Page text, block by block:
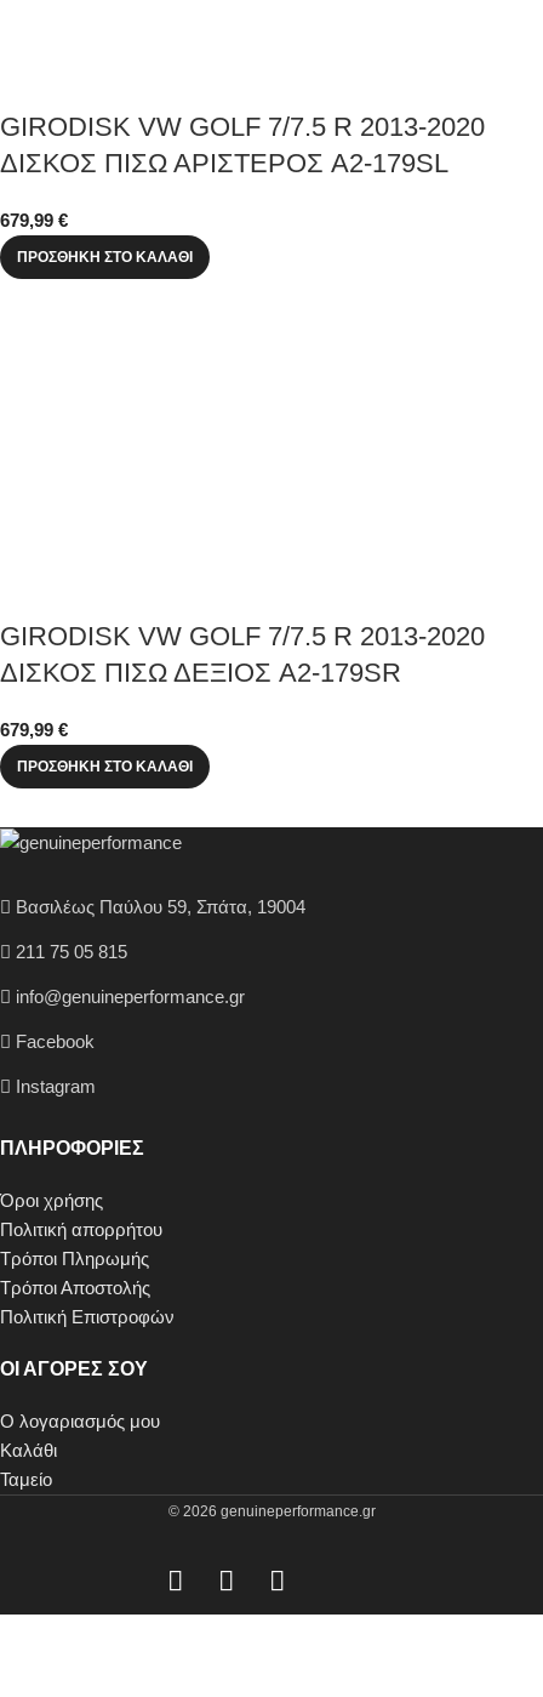
GIRODISK VW GOLF 7/7.5 R 2013-2020
ΔΙΣΚΟΣ ΠΙΣΩ ΑΡΙΣΤΕΡΟΣ A2-179SL
679,99 €
ΠΡΟΣΘΉΚΗ ΣΤΟ ΚΑΛΆΘΙ
GIRODISK VW GOLF 7/7.5 R 2013-2020
ΔΙΣΚΟΣ ΠΙΣΩ ΔΕΞΙΟΣ A2-179SR
679,99 €
ΠΡΟΣΘΉΚΗ ΣΤΟ ΚΑΛΆΘΙ
Βασιλέως Παύλου 59, Σπάτα, 19004
211 75 05 815
info@genuineperformance.gr
Facebook
Instagram
ΠΛΗΡΟΦΟΡΙΕΣ
Όροι χρήσης
Πολιτική απορρήτου
Τρόποι Πληρωμής
Τρόποι Αποστολής
Πολιτική Επιστροφών
ΟΙ ΑΓΟΡΕΣ ΣΟΥ
Ο λογαριασμός μου
Καλάθι
Ταμείο
© 2026 genuineperformance.gr